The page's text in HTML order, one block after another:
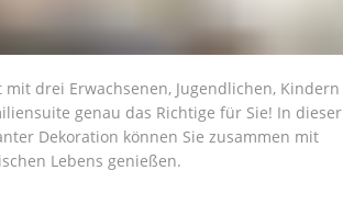
drei Erwachsenen, Jugendlichen, Kindern
genau das Richtige für Sie! In dieser
Dekoration können Sie zusammen mit
Lebens genießen.